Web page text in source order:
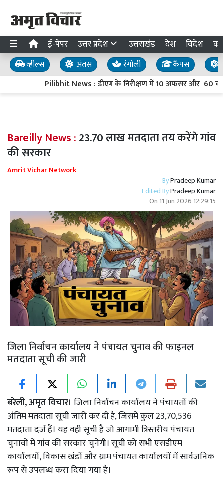
ई-पेपर उत्तर प्रदेश उत्तराखंड देश विदेश
व्हील्स अंतस रंगोली कैंपस
Pilibhit News : डीएम के निरीक्षण में 10 अफसर और 60
Bareilly News :23.70 लाख मतदाता तय करेंगे गांव
की सरकार
Amrit Vichar Network
ByPradeep Kumar
Edited ByPradeep Kumar
On 11 Jun 2026 12:29:15
जिला निर्वाचन कार्यालय ने पंचायत चुनाव की फाइनल
मतदाता सूची की जारी
बरेली, अमृत विचार। जिला निर्वाचन कार्यालय ने पंचायतों की
अंतिम मतदाता सूची जारी कर दी है, जिसमें कुल 23,70,536
मतदाता दर्ज हैं। यह वही सूची है जो आगामी त्रिस्तरीय पंचायत
चुनावों में गांव की सरकार चुनेगी। सूची को सभी एसडीएम
कार्यालयों, विकास खंडों और ग्राम पंचायत कार्यालयों में सार्वजनिक
रूप से उपलब्ध करा दिया गया है।